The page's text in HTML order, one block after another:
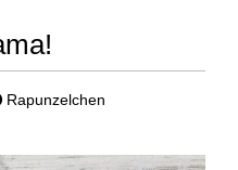
Rapunzelchen